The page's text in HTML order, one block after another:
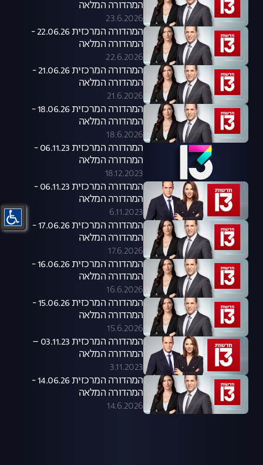
המהדורה המלאה
23.6.2026
המהדורה המרכזית 22.06.26 -
המהדורה המלאה
22.6.2026
המהדורה המרכזית 21.06.26 -
המהדורה המלאה
21.6.2026
המהדורה המרכזית 18.06.26 -
המהדורה המלאה
18.6.2026
המהדורה המרכזית 06.11.23 -
המהדורה המלאה
18.12.2023
המהדורה המרכזית 06.11.23 -
המהדורה המלאה
6.11.2023
המהדורה המרכזית 17.06.26 -
המהדורה המלאה
17.6.2026
המהדורה המרכזית 16.06.26 -
המהדורה המלאה
16.6.2026
המהדורה המרכזית 15.06.26 -
המהדורה המלאה
15.6.2026
המהדורה המרכזית 03.11.23 –
המהדורה המלאה
3.11.2023
המהדורה המרכזית 14.06.26 -
המהדורה המלאה
14.6.2026